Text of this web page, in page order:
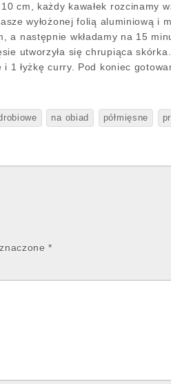
cm, każdy kawałek rozcinamy
wyłożonej folią aluminiową i
a następnie wkładamy na 15
utworzyła się chrupiąca
łyżkę curry. Pod koniec
na obiad półmięsne
*